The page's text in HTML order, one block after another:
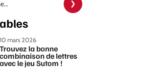
10 mars 2026
Trouvez la bonne
combinaison de lettres
avec le jeu Sutom !